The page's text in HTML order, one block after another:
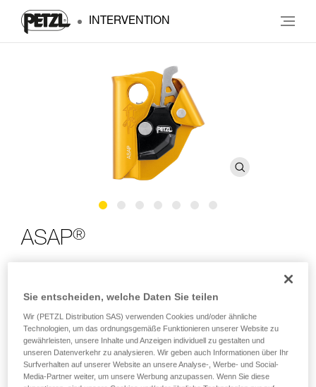
INTERVENTION
ASAP®
Das ASAP ist ein unverzichtbarer Bestandteil Ihres Systems
zum Schutz vor Abstürzen und begleitet Sie in Ihrem
Arbeitsalltag als Höhenarbeit/-in. Beim normalen Gebrauch
während der Fortbewegung am Seil bewegt sich das Gerät
selbstständig mit, ohne manuelles Eingreifen. Im Falle eines
Absturzes oder bei einer unkontrollierten Abseilfahrt (mehr
Sie entscheiden, welche Daten Sie teilen
Wir (PETZL Distribution SAS) verwenden Cookies und/oder ähnliche
Technologien, um das ordnungsgemäße Funktionieren unserer Website zu
gewährleisten, unsere Inhalte und Anzeigen individuell zu gestalten und
unseren Datenverkehr zu analysieren. Wir geben auch Informationen über Ihr
Surfverhalten auf unserer Website an unsere Analyse-, Werbe- und Social-
Media-Partner weiter, um unsere Werbung anzupassen. Wenn Sie diese